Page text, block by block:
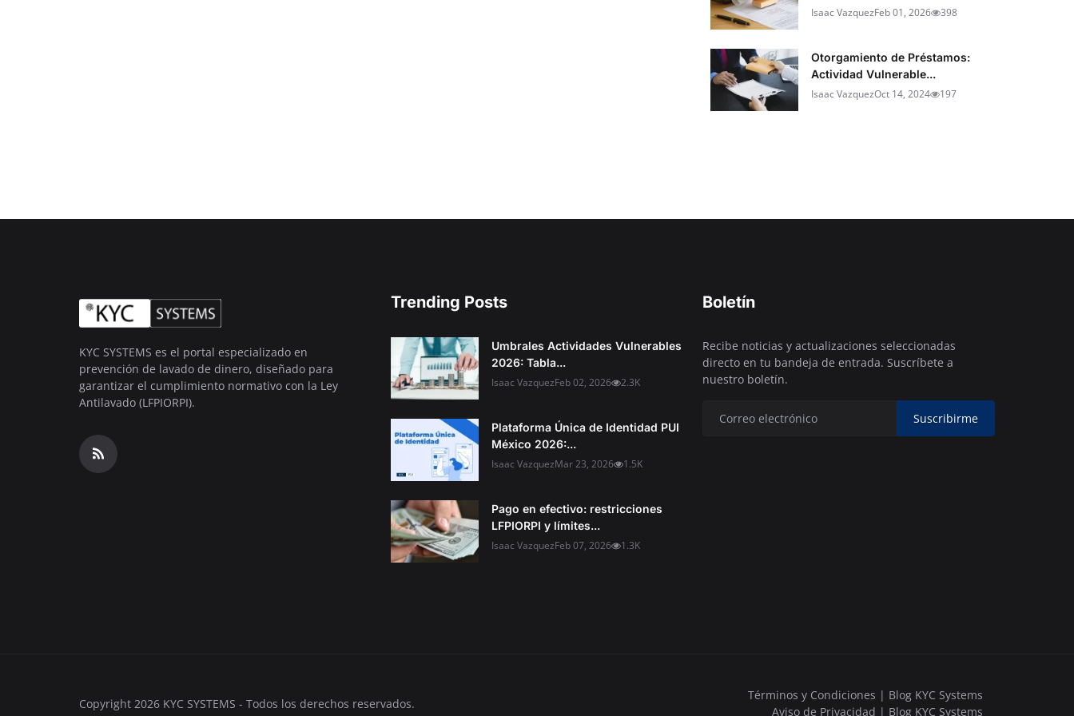
Isaac VazquezFeb 01, 2026 398
Otorgamiento de Préstamos:
Actividad Vulnerable...
Isaac VazquezOct 14, 2024 197
KYC SYSTEMS es el portal especializado en
prevención de lavado de dinero, diseñado para
garantizar el cumplimiento normativo con la Ley
Antilavado (LFPIORPI).
Trending Posts
Umbrales Actividades Vulnerables
2026: Tabla...
Isaac VazquezFeb 02, 2026 2.3K
Plataforma Única de Identidad PUI
México 2026:...
Isaac VazquezMar 23, 2026 1.5K
Pago en efectivo: restricciones
LFPIORPI y límites...
Isaac VazquezFeb 07, 2026 1.3K
Boletín
Recibe noticias y actualizaciones seleccionadas
directo en tu bandeja de entrada. Suscríbete a
nuestro boletín.
Suscribirme
Copyright 2026 KYC SYSTEMS - Todos los derechos reservados.
Términos y Condiciones | Blog KYC Systems
Aviso de Privacidad | Blog KYC Systems